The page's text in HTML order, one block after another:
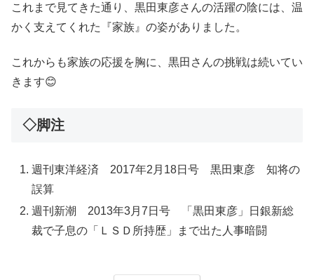
これまで見てきた通り、黒田東彦さんの活躍の陰には、温
かく支えてくれた『家族』の姿がありました。
これからも家族の応援を胸に、黒田さんの挑戦は続いてい
きます😊
◇脚注
週刊東洋経済 2017年2月18日号 黒田東彦 知将の
誤算
週刊新潮 2013年3月7日号 「黒田東彦」日銀新総
裁で子息の「ＬＳＤ所持歴」まで出た人事暗闘